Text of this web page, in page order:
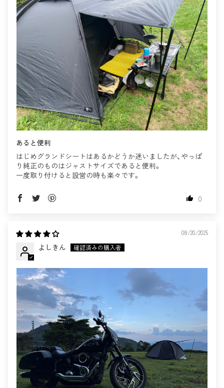
あると便利
はじめグランドシートはあるかどうか迷いましたが、やっぱ
り純正のものはジャストサイズであると便利。
一度取り付けると設営の時も楽々です。
0
08/20/2025
よしきん